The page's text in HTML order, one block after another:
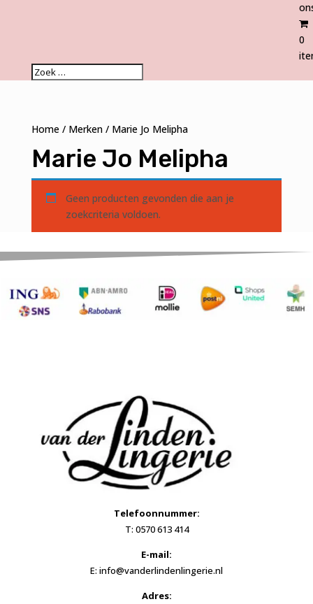
0
Home/ Merken/ Marie Jo Melipha
Marie Jo Melipha
Geen producten gevonden die aan je
zoekcriteria voldoen.
Telefoonnummer:
T: 0570 613 414
E-mail:
E: info@vanderlindenlingerie.nl
Adres: